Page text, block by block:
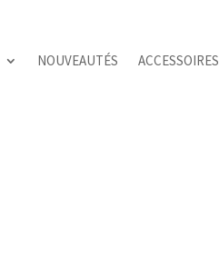
NOUVEAUTÉS ACCESSOIRES